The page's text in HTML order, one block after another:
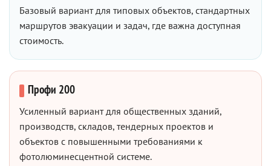
Базовый вариант для типовых объектов, стандартных
маршрутов эвакуации и задач, где важна доступная
стоимость.
Профи 200
Усиленный вариант для общественных зданий,
производств, складов, тендерных проектов и
объектов с повышенными требованиями к
фотолюминесцентной системе.